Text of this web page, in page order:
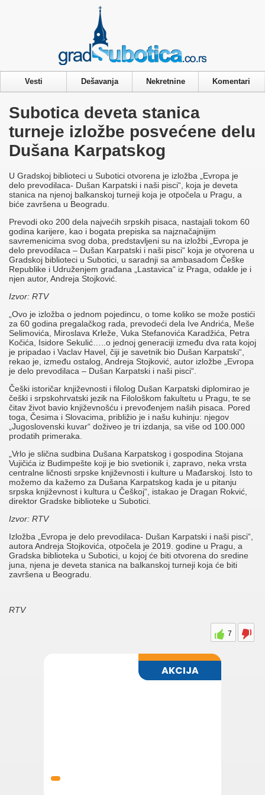
Vesti Dešavanja Nekretnine Komentari
Subotica deveta stanica
turneje izložbe posvećene delu
Dušana Karpatskog
U Gradskoj biblioteci u Subotici otvorena je izložba „Evropa je
delo prevodilaca- Dušan Karpatski i naši pisci“, koja je deveta
stanica na njenoj balkanskoj turneji koja je otpočela u Pragu, a
biće završena u Beogradu.
Prevodi oko 200 dela najvećih srpskih pisaca, nastajali tokom 60
godina karijere, kao i bogata prepiska sa najznačajnijim
savremenicima svog doba, predstavljeni su na izložbi „Evropa je
delo prevodilaca – Dušan Karpatski i naši pisci“ koja je otvorena u
Gradskoj biblioteci u Subotici, u saradnji sa ambasadom Češke
Republike i Udruženjem građana „Lastavica“ iz Praga, odakle je i
njen autor, Andreja Stojković.
Izvor: RTV
„Ovo je izložba o jednom pojedincu, o tome koliko se može postići
za 60 godina pregalačkog rada, prevodeći dela Ive Andrića, Meše
Selimovića, Miroslava Krleže, Vuka Stefanovića Karadžića, Petra
Kočića, Isidore Sekulić…..o jednoj generaciji između dva rata kojoj
je pripadao i Vaclav Havel, čiji je savetnik bio Dušan Karpatski“,
rekao je, između ostalog, Andreja Stojković, autor izložbe „Evropa
je delo prevodilaca – Dušan Karpatski i naši pisci“.
Češki istoričar književnosti i filolog Dušan Karpatski diplomirao je
češki i srpskohrvatski jezik na Filološkom fakultetu u Pragu, te se
čitav život bavio književnošću i prevođenjem naših pisaca. Pored
toga, Česima i Slovacima, približio je i našu kuhinju: njegov
„Jugoslovenski kuvar“ doživeo je tri izdanja, sa više od 100.000
prodatih primeraka.
„Vrlo je slična sudbina Dušana Karpatskog i gospodina Stojana
Vujičića iz Budimpešte koji je bio svetionik i, zapravo, neka vrsta
centralne ličnosti srpske književnosti i kulture u Mađarskoj. Isto to
možemo da kažemo za Dušana Karpatskog kada je u pitanju
srpska književnost i kultura u Češkoj“, istakao je Dragan Rokvić,
direktor Gradske biblioteke u Subotici.
Izvor: RTV
Izložba „Evropa je delo prevodilaca- Dušan Karpatski i naši pisci“,
autora Andreja Stojkovića, otpočela je 2019. godine u Pragu, a
Gradska biblioteka u Subotici, u kojoj će biti otvorena do sredine
juna, njena je deveta stanica na balkanskoj turneji koja će biti
završena u Beogradu.
RTV
7
Privacy & Cookies Policy